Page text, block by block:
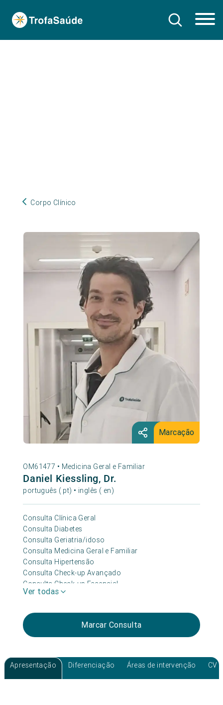
Corpo Clínico
Marcação
OM61477 • Medicina Geral e Familiar
Daniel Kiessling, Dr.
português ( pt) • inglês ( en)
Consulta Clínica Geral
Consulta Diabetes
Consulta Geriatria/idoso
Consulta Medicina Geral e Familiar
Consulta Hipertensão
Consulta Check-up Avançado
Consulta Check-up Essencial
Consulta Aptidão Médico-desportiva
Consulta Check-up Premium 360+
Consulta Obesidade
Consulta Medicina Desportiva
Ver todas
Marcar Consulta
Apresentação Diferenciação Áreas de intervenção CV